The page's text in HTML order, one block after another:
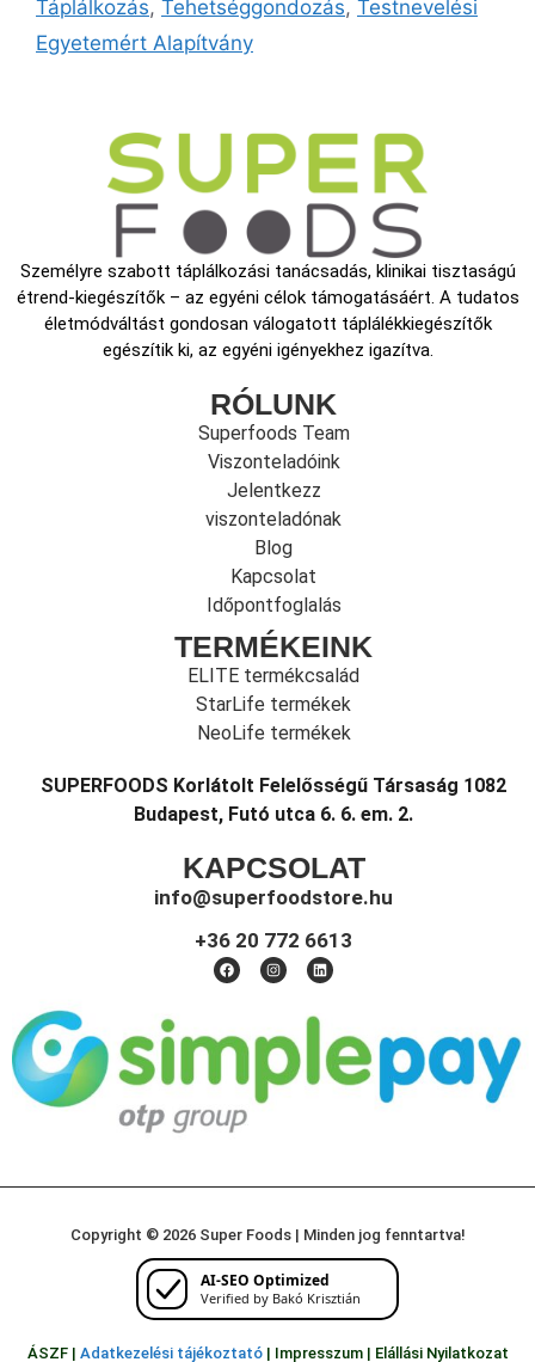
Táplálkozás, Tehetséggondozás, Testnevelési
Egyetemért Alapítvány
Személyre szabott táplálkozási tanácsadás, klinikai tisztaságú
étrend-kiegészítők – az egyéni célok támogatásáért. A tudatos
életmódváltást gondosan válogatott táplálékkiegészítők
egészítik ki, az egyéni igényekhez igazítva.
RÓLUNK
Superfoods Team
Viszonteladóink
Jelentkezz
viszonteladónak
Blog
Kapcsolat
Időpontfoglalás
TERMÉKEINK
ELITE termékcsalád
StarLife termékek
NeoLife termékek
SUPERFOODS Korlátolt Felelősségű Társaság 1082
Budapest, Futó utca 6. 6. em. 2.
KAPCSOLAT
info@superfoodstore.hu
+36 20 772 6613
Copyright © 2026 Super Foods | Minden jog fenntartva!
AI-SEO Optimized
Verified by Bakó Krisztián
ÁSZF | Adatkezelési tájékoztató| Impresszum| Elállási Nyilatkozat